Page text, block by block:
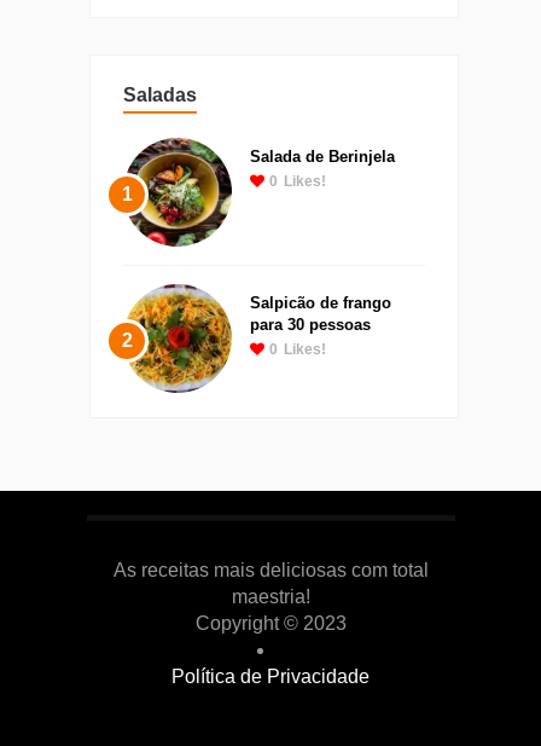
Saladas
1
Salada de Berinjela
0 Likes!
2
Salpicão de frango
para 30 pessoas
0 Likes!
As receitas mais deliciosas com total
maestria!
Copyright © 2023
Política de Privacidade